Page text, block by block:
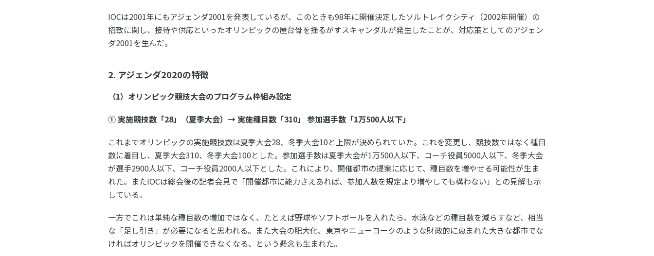
「SSFニュース」
個人情報保護方針 ソーシャルメディア運営方針
IOCは2001年にもアジェンダ2001を発表しているが、このときも98年に開催決定したソルトレイクシティ（2002年開催）の
招致に関し、接待や供応といったオリンピックの屋台骨を揺るがすスキャンダルが発生したことが、対応策としてのアジェン
ダ2001を生んだ。
2. アジェンダ2020の特徴
（1）オリンピック競技大会のプログラム枠組み設定
① 実施競技数「28」（夏季大会）→ 実施種目数「310」 参加選手数「1万500人以下」
これまでオリンピックの実施競技数は夏季大会28、冬季大会10と上限が決められていた。これを変更し、競技数ではなく種目
数に着目し、夏季大会310、冬季大会100とした。参加選手数は夏季大会が1万500人以下、コーチ役員5000人以下、冬季大会
が選手2900人以下、コーチ役員2000人以下とした。これにより、開催都市の提案に応じて、種目数を増やせる可能性が生ま
れた。またIOCは総会後の記者会見で「開催都市に能力さえあれば、参加人数を規定より増やしても構わない」との見解も示
している。
一方でこれは単純な種目数の増加ではなく、たとえば野球やソフトボールを入れたら、水泳などの種目数を減らすなど、相当
な「足し引き」が必要になると思われる。また大会の肥大化、東京やニューヨークのような財政的に恵まれた大きな都市でな
ければオリンピックを開催できなくなる、という懸念も生まれた。